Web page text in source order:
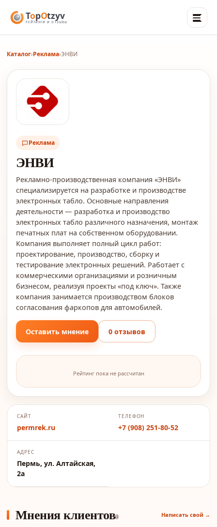
Каталог›Реклама›ЭНВИ
Реклама
ЭНВИ
Рекламно-производственная компания «ЭНВИ»
специализируется на разработке и производстве
электронных табло. Основные направления
деятельности — разработка и производство
электронных табло различного назначения, монтаж
печатных плат на собственном оборудовании.
Компания выполняет полный цикл работ:
проектирование, производство, сборку и
тестирование электронных решений. Работает с
коммерческими организациями и розничным
бизнесом, реализуя проекты «под ключ». Также
компания занимается производством блоков
согласования фаркопов для автомобилей.
Оставить мнение 0 отзывов
Рейтинг пока не рассчитан
САЙТ
permrek.ru
ТЕЛЕФОН
+7 (908) 251-80-52
АДРЕС
Пермь, ул. Алтайская,
2а
Мнения клиентов0 Написать свой →